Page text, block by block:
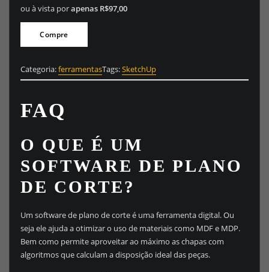
o
r
g
i
a
l
r
a
R
2
9
7
o
a
l
9
7
,
0
.
ou à vista porapenas R$97,00
Compre
Categoria:ferramentasTags:SketchUp
FAQ
O QUE É UM
SOFTWARE DE PLANO
DE CORTE?
Um software de plano de corte é uma ferramenta digital. Ou
seja ele ajuda a otimizar o uso de materiais como MDF e MDP.
Bem como permite aproveitar ao máximo as chapas com
algoritmos que calculam a disposição ideal das peças.